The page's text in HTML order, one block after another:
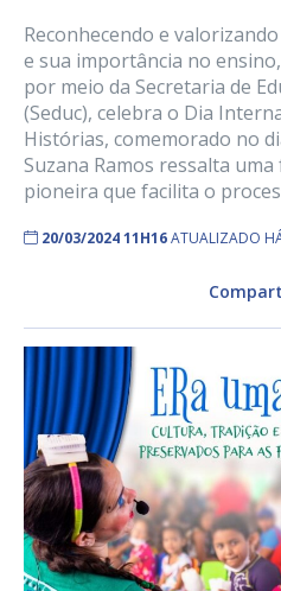
Reconhecendo e
e sua importância no
por meio da Secretaria de
(Seduc), celebra o Dia
Histórias, comemorado no
Suzana Ramos ressalta
pioneira que facilita o
20/03/2024 11H16ATUALIZADO